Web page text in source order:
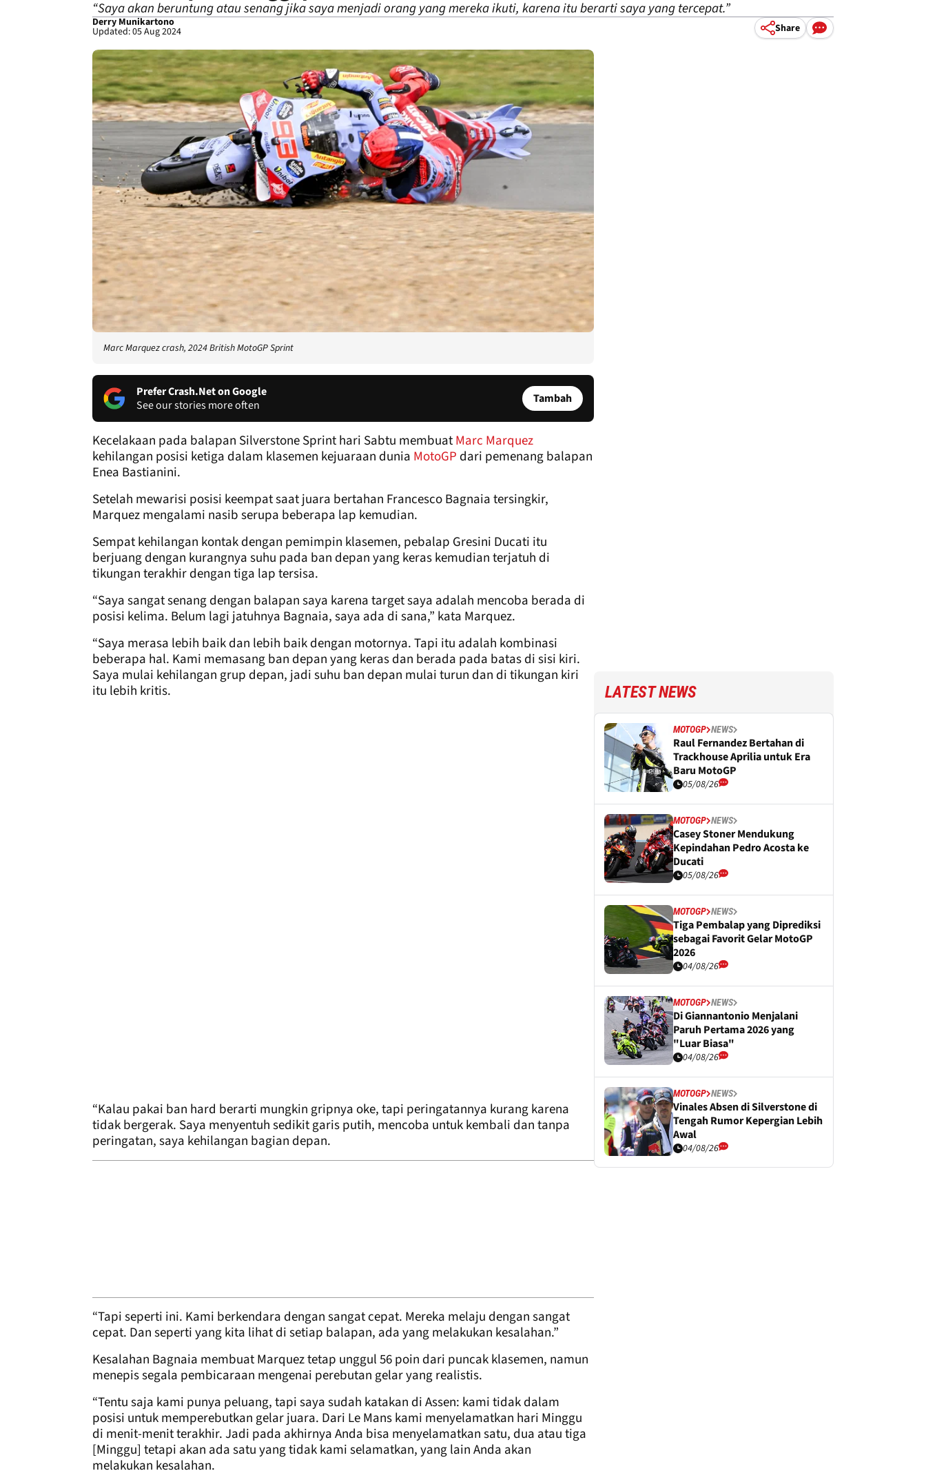
“Saya akan beruntung atau senang jika saya menjadi orang yang mereka ikuti, karena itu berarti saya yang tercepat.”
Derry Munikartono
Updated: 05 Aug 2024 Share
Marc Marquez crash, 2024 British MotoGP Sprint
Prefer Crash.Net on Google
See our stories more often
Tambah
Kecelakaan pada balapan Silverstone Sprint hari Sabtu membuatMarc Marquez
kehilangan posisi ketiga dalam klasemen kejuaraan dunia MotoGP dari pemenang balapan
Enea Bastianini.
Setelah mewarisi posisi keempat saat juara bertahan Francesco Bagnaia tersingkir,
Marquez mengalami nasib serupa beberapa lap kemudian.
Sempat kehilangan kontak dengan pemimpin klasemen, pebalap Gresini Ducati itu
berjuang dengan kurangnya suhu pada ban depan yang keras kemudian terjatuh di
tikungan terakhir dengan tiga lap tersisa.
“Saya sangat senang dengan balapan saya karena target saya adalah mencoba berada di
posisi kelima. Belum lagi jatuhnya Bagnaia, saya ada di sana,” kata Marquez.
“Saya merasa lebih baik dan lebih baik dengan motornya. Tapi itu adalah kombinasi
beberapa hal. Kami memasang ban depan yang keras dan berada pada batas di sisi kiri.
Saya mulai kehilangan grup depan, jadi suhu ban depan mulai turun dan di tikungan kiri
itu lebih kritis.
“Kalau pakai ban hard berarti mungkin gripnya oke, tapi peringatannya kurang karena
tidak bergerak. Saya menyentuh sedikit garis putih, mencoba untuk kembali dan tanpa
peringatan, saya kehilangan bagian depan.
“Tapi seperti ini. Kami berkendara dengan sangat cepat. Mereka melaju dengan sangat
cepat. Dan seperti yang kita lihat di setiap balapan, ada yang melakukan kesalahan.”
Kesalahan Bagnaia membuat Marquez tetap unggul 56 poin dari puncak klasemen, namun
menepis segala pembicaraan mengenai perebutan gelar yang realistis.
“Tentu saja kami punya peluang, tapi saya sudah katakan di Assen: kami tidak dalam
posisi untuk memperebutkan gelar juara. Dari Le Mans kami menyelamatkan hari Minggu
di menit-menit terakhir. Jadi pada akhirnya Anda bisa menyelamatkan satu, dua atau tiga
[Minggu] tetapi akan ada satu yang tidak kami selamatkan, yang lain Anda akan
melakukan kesalahan.
LATEST NEWS
MOTOGP NEWS
Raul Fernandez Bertahan di
Trackhouse Aprilia untuk Era
Baru MotoGP
05/08/26
MOTOGP NEWS
Casey Stoner Mendukung
Kepindahan Pedro Acosta ke
Ducati
05/08/26
MOTOGP NEWS
Tiga Pembalap yang Diprediksi
sebagai Favorit Gelar MotoGP
2026
04/08/26
MOTOGP NEWS
Di Giannantonio Menjalani
Paruh Pertama 2026 yang
"Luar Biasa"
04/08/26
MOTOGP NEWS
Vinales Absen di Silverstone di
Tengah Rumor Kepergian Lebih
Awal
04/08/26